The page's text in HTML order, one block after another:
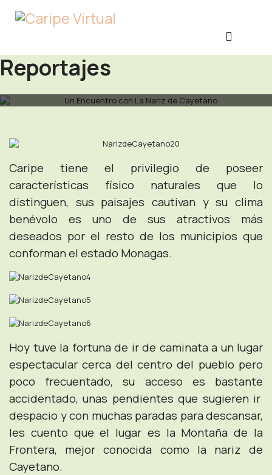
Reportajes
Caripe tiene el privilegio de poseer
características físico naturales que lo
distinguen, sus paisajes cautivan y su clima
benévolo es uno de sus atractivos más
deseados por el resto de los municipios que
conforman el estado Monagas.
Hoy tuve la fortuna de ir de caminata a un lugar
espectacular cerca del centro del pueblo pero
poco frecuentado, su acceso es bastante
accidentado, unas pendientes que sugieren ir
despacio y con muchas paradas para descansar,
les cuento que el lugar es la Montaña de la
Frontera, mejor conocida como la nariz de
Cayetano.